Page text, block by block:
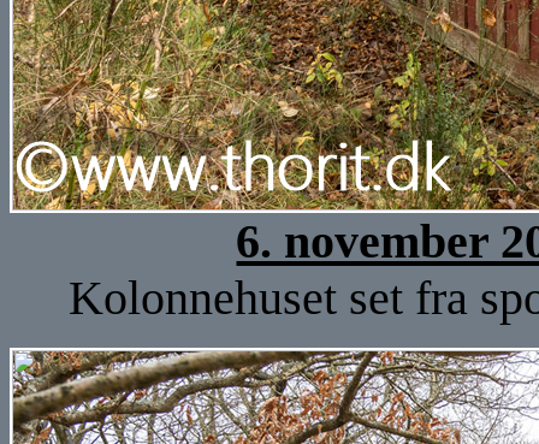
6. november
Kolonnehuset set fra